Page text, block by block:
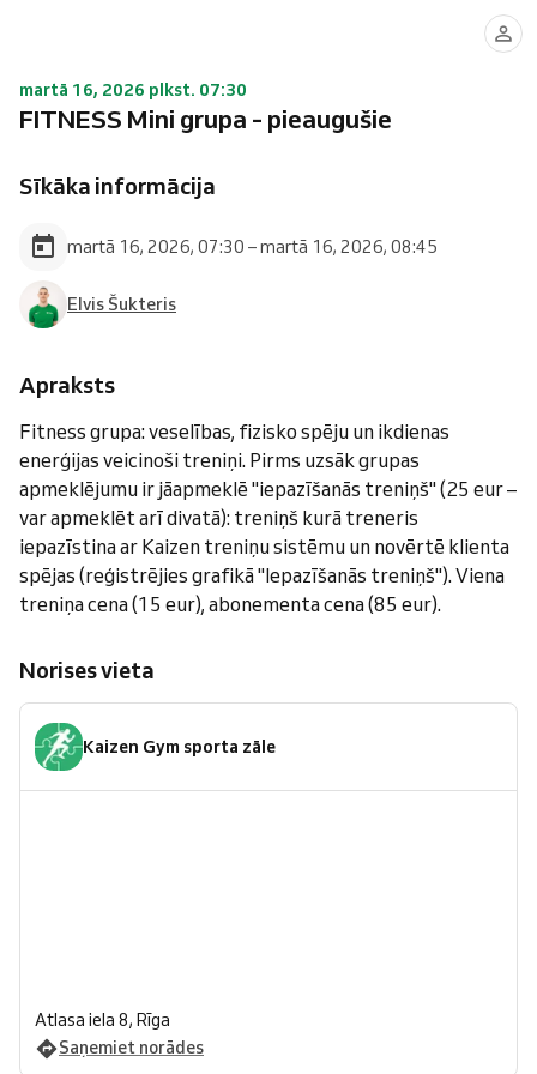
martā 16, 2026 plkst. 07:30
FITNESS Mini grupa - pieaugušie
Sīkāka informācija
martā 16, 2026, 07:30 – martā 16, 2026, 08:45
Elvis Šukteris
Apraksts
Fitness grupa: veselības, fizisko spēju un ikdienas
enerģijas veicinoši treniņi. Pirms uzsāk grupas
apmeklējumu ir jāapmeklē "iepazīšanās treniņš" (25 eur –
var apmeklēt arī divatā): treniņš kurā treneris
iepazīstina ar Kaizen treniņu sistēmu un novērtē klienta
spējas (reģistrējies grafikā "Iepazīšanās treniņš"). Viena
treniņa cena (15 eur), abonementa cena (85 eur).
Norises vieta
Kaizen Gym sporta zāle
Atlasa iela 8, Rīga
Saņemiet norādes